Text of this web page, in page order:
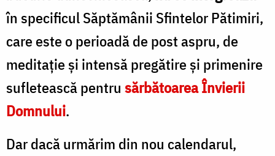
în specificul Săptămânii Sfintelor Pătimiri,
care este o perioadă de post aspru, de
meditație și intensă pregătire și primenire
sufletească pentru sărbătoarea Învierii
Domnului.
Dar dacă urmărim din nou calendarul,